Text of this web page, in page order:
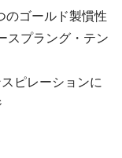
のゴールド製慣性
スプラング・テン
ピレーションに